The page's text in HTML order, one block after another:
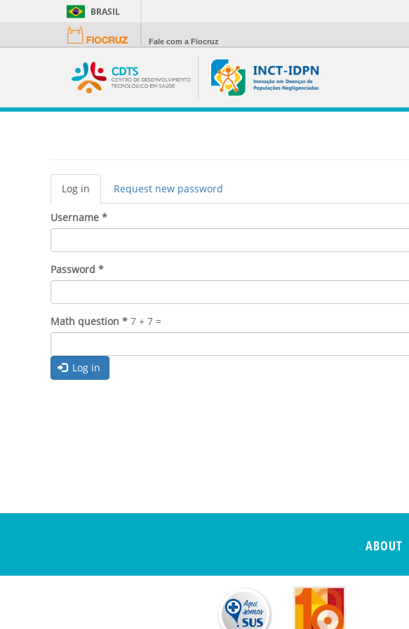
BRASIL
Fale com a Fiocruz
Primary
tabs
Log in (active
tab)
Request new password
Username *
Password *
Math question * 7 + 7 =
Log in
ABOUT